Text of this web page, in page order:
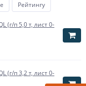
Рейтингу
(г/п 5,0 т, лист 0-
(г/п 3,2 т, лист 0-